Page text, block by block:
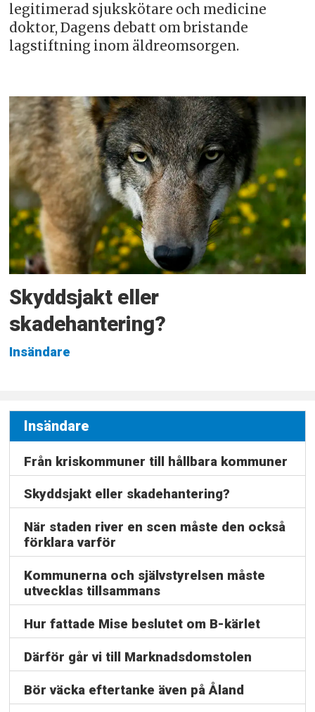
legitimerad sjukskötare och medicine
doktor, Dagens debatt om bristande
lagstiftning inom äldreomsorgen.
Skyddsjakt eller
skadehantering?
Insändare
Insändare
Från kriskommuner till hållbara kommuner
Skyddsjakt eller skadehantering?
När staden river en scen måste den också
förklara varför
Kommunerna och självstyrelsen måste
utvecklas tillsammans
Hur fattade Mise beslutet om B-kärlet
Därför går vi till Marknadsdomstolen
Bör väcka eftertanke även på Åland